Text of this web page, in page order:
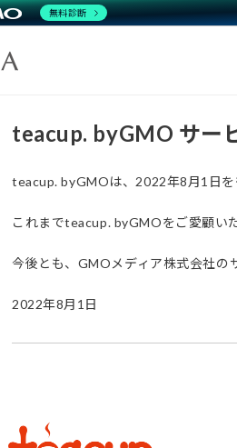
teacup. byGMO サー
teacup. byGMOは、2022年8月1日を
これまでteacup. byGMOをご愛顧い
今後とも、GMOメディア株式会社の
2022年8月1日
無料診断